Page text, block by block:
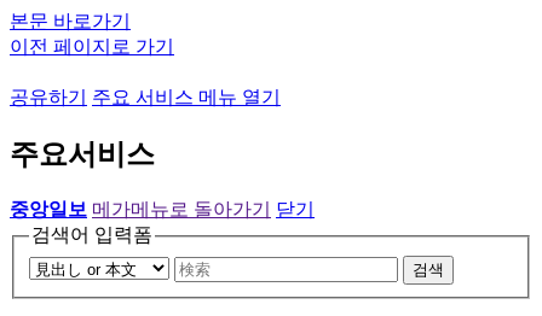
본문 바로가기
이전 페이지로 가기
공유하기 주요 서비스 메뉴 열기
주요서비스
중앙일보 메가메뉴로 돌아가기
닫기
검색어 입력폼
검색